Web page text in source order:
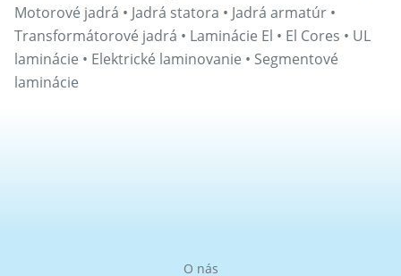
Motorové jadrá • Jadrá statora • Jadrá armatúr •
Transformátorové jadrá • Laminácie El • El Cores • UL
laminácie • Elektrické laminovanie • Segmentové
laminácie
O nás